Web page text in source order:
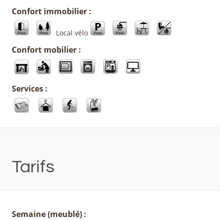
Confort immobilier :
Local vélo
Confort mobilier :
Services :
Tarifs
Semaine (meublé) :